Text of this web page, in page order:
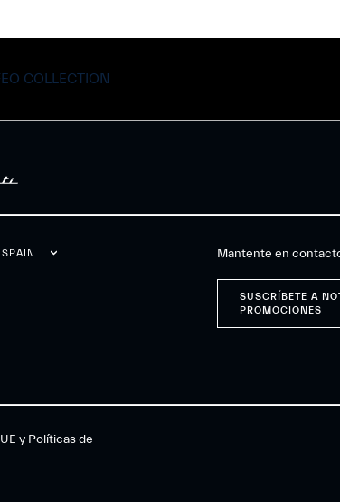
COLLECTION
SPAIN Mantente en
SUSCRÍBETE A
PROMOCIONES
y Políticas de